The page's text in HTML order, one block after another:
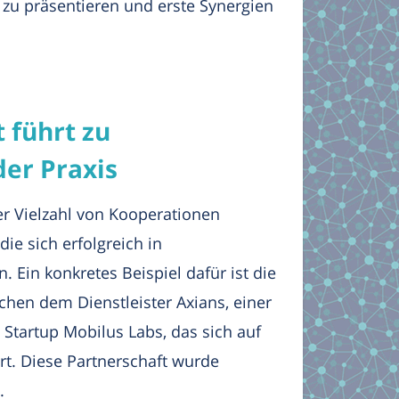
präsentieren und erste Synergien
führt zu
Praxis
Vielzahl von Kooperationen
sich erfolgreich in
Ein konkretes Beispiel dafür ist die
dem Dienstleister Axians, einer
Mobilus Labs, das sich auf
Diese Partnerschaft wurde